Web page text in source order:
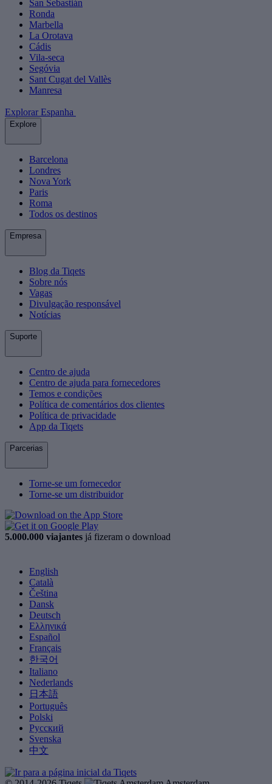
San Sebastián
Ronda
Marbella
La Orotava
Cádis
Vila-seca
Segóvia
Sant Cugat del Vallès
Manresa
Explorar Espanha
Explore
Barcelona
Londres
Nova York
Paris
Roma
Todos os destinos
Empresa
Blog da Tiqets
Sobre nós
Vagas
Divulgação responsável
Notícias
Suporte
Centro de ajuda
Centro de ajuda para fornecedores
Temos e condições
Política de comentários dos clientes
Política de privacidade
App da Tiqets
Parcerias
Torne-se um fornecedor
Torne-se um distribuidor
5.000.000 viajantes já fizeram o download
English
Català
Čeština
Dansk
Deutsch
Ελληνικά
Español
Français
한국어
Italiano
Nederlands
日本語
Português
Polski
Русский
Svenska
中文